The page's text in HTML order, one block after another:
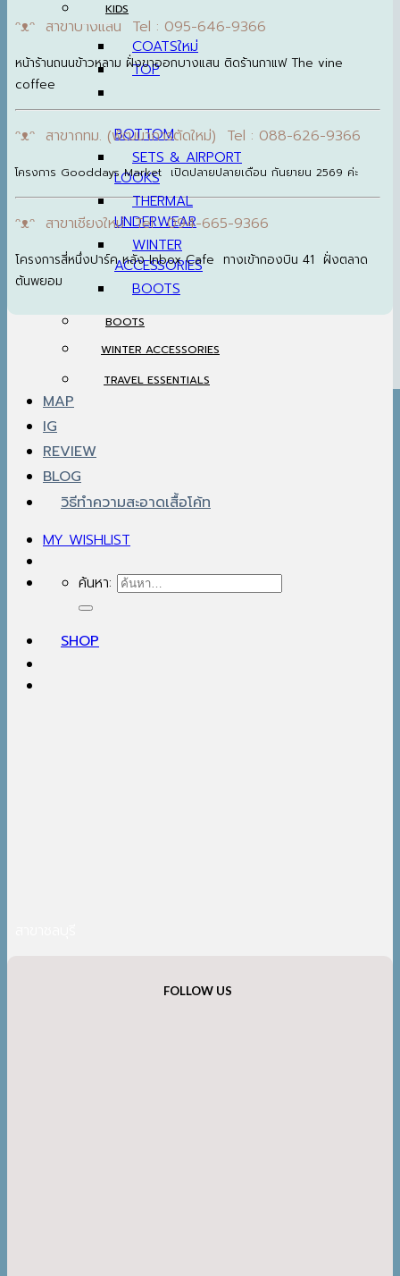
KIDS
COATS
TOP
BOTTOM
SETS & AIRPORT
LOOKS
THERMAL
UNDERWEAR
WINTER
ACCESSORIES
BOOTS
BOOTS
WINTER ACCESSORIES
TRAVEL ESSENTIALS
MAP
IG
REVIEW
BLOG
วิธีทำความสะอาดเสื้อโค้ท
MY WISHLIST
ค้นหา:
SHOP
ᵔᴥᵔ สาขาบางแสน Tel : 095-646-9366
หน้าร้านถนนข้าวหลาม ฝั่งขาออกบางแสน ติดร้านกาแฟ The vine
coffee
ᵔᴥᵔ สาขากทม. (พัฒนาการตัดใหม่) Tel : 088-626-9366
โครงการ Gooddays Market เปิดปลายปลายเดือน กันยายน 2569 ค่ะ
ᵔᴥᵔ สาขาเชียงใหม่ Tel : 094-665-9366
โครงการสี่หนึ่งปาร์ค หลัง Inbox Cafe ทางเข้ากองบิน 41 ฝั่งตลาด
ต้นพยอม
FOLLOW US